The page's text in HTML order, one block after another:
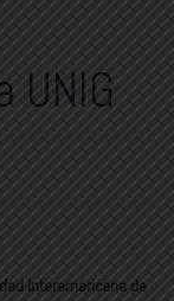
UNIG
Interamericana de